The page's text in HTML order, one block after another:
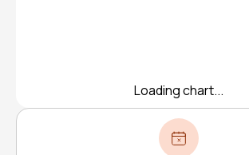
Loading chart...